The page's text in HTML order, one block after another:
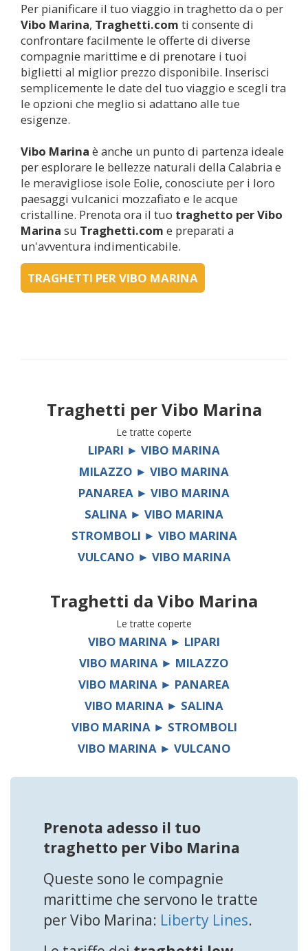
Per pianificare il tuo viaggio in traghetto da o per
Vibo Marina, Traghetti.com ti consente di
confrontare facilmente le offerte di diverse
compagnie marittime e di prenotare i tuoi
biglietti al miglior prezzo disponibile. Inserisci
semplicemente le date del tuo viaggio e scegli tra
le opzioni che meglio si adattano alle tue
esigenze.
Vibo Marina è anche un punto di partenza ideale
per esplorare le bellezze naturali della Calabria e
le meravigliose isole Eolie, conosciute per i loro
paesaggi vulcanici mozzafiato e le acque
cristalline. Prenota ora il tuo traghetto perVibo
Marina su Traghetti.com e preparati a
un'avventura indimenticabile.
TRAGHETTI PER VIBO MARINA
Traghetti perVibo Marina
Le tratte coperte
LIPARI ► VIBO MARINA
MILAZZO ► VIBO MARINA
PANAREA ► VIBO MARINA
SALINA ► VIBO MARINA
STROMBOLI ► VIBO MARINA
VULCANO ► VIBO MARINA
Traghetti da Vibo Marina
Le tratte coperte
VIBO MARINA ► LIPARI
VIBO MARINA ► MILAZZO
VIBO MARINA ► PANAREA
VIBO MARINA ► SALINA
VIBO MARINA ► STROMBOLI
VIBO MARINA ► VULCANO
Prenota adesso il tuo
traghetto per Vibo Marina
Queste sono le compagnie
marittime che servono le tratte
per Vibo Marina: Liberty Lines.